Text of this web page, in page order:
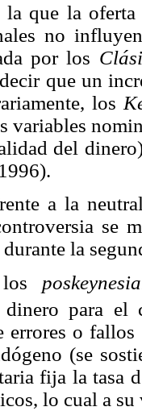
la que la
no
por los
que un
los
variables
del
a la
se
durante la
para el
errores o fallos
(se
fija la tasa
lo cual a